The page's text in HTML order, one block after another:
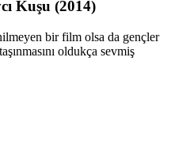
Kuşu (2014)
bir film olsa da gençler
oldukça sevmiş